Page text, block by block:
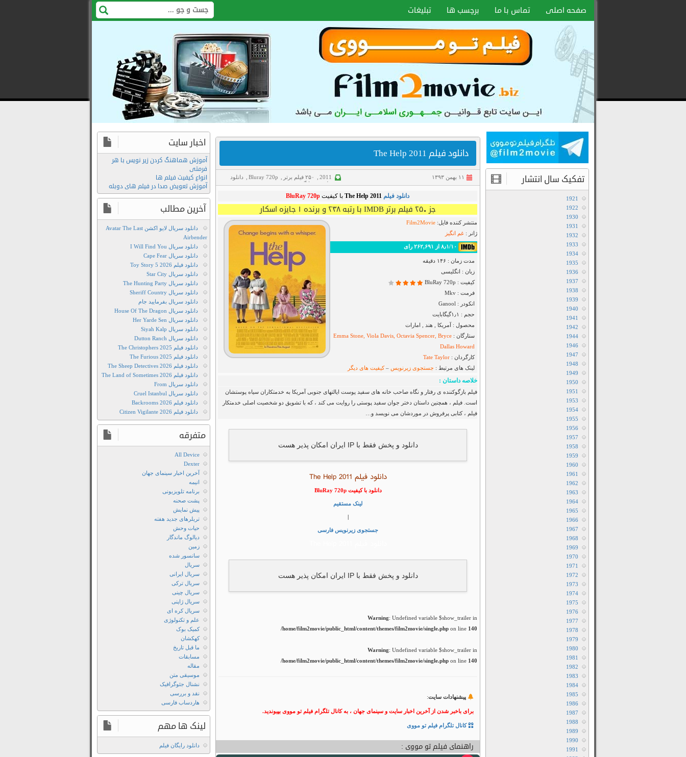
صفحه اصلی تماس با ما برچسب ها تبلیغات
دانلود فیلم The Help 2011
۱۱ بهمن ۱۳۹۳ 2011 ۲۵۰ فیلم برتر Bluray 720p
دانلود
فیلم
غم انگیز
دانلود فیلم The Help 2011با کیفیت BluRay 720p
جز ۲۵۰ فیلم برتر IMDB با رتبه ۲۳۸ و برنده ۱ جایزه اسکار
منتشر کننده فایل: Film2Movie
ژانر : غم انگیز
مدت زمان : ۱۴۶ دقیقه
زبان : انگلیسی
کیفیت : BluRay 720p
فرمت : Mkv
انکودر : Ganool
حجم : ۱٫۱گیگابایت
محصول : آمریکا , هند , امارات
ستارگان : Emma Stone, Viola Davis, Octavia Spencer, Bryce
Dallas Howard
کارگردان : Tate Taylor
لینک های مرتبط : جستجوی زیرنویس –کیفیت های دیگر
خلاصه داستان :
فیلم بازگوکننده ی رفتار و نگاه صاحب خانه های سفید پوست ایالتهای جنوبی آمریکا به خدمتکاران سیاه پوستشان
است. فیلم ، همچنین داستان دختر جوان سفید پوستی را روایت می کند ، که با تشویق دو شخصیت اصلی خدمتکار
فیلم ، کتابی پرفروش در موردشان می نویسد و…
دانلود و پخش فقط با IP ایران امکان پذیر هست
دانلود فیلم The Help 2011
دانلود با کیفیت BluRay 720p
لینک مستقیم
|
جستجوی زیرنویس فارسی
دانلود و پخش فقط با IP ایران امکان پذیر هست
Warning: Undefined variable $show_trailer in
/home/film2movie/public_html/content/themes/film2movie/single.php on line 140
Warning: Undefined variable $show_trailer in
/home/film2movie/public_html/content/themes/film2movie/single.php on line 140
پیشنهادات سایت:
برای باخبر شدن از آخرین اخبار سایت و سینمای جهان ، به کانال تلگرام فیلم تو مووی بپیوندید.
کانال تلگرام فیلم تو مووی
راهنمای فیلم تو مووی :
تفکیک سال انتشار
1921
1922
1930
1931
1932
1933
1934
1935
1936
1937
1938
1939
1940
1941
1942
1944
1946
1947
1948
1949
1950
1951
1953
1954
1955
1956
1957
1958
1959
1960
1961
1962
1963
1964
1965
1966
1967
1968
1969
1970
1971
1972
1973
1974
1975
1976
1977
1978
1979
1980
1981
1982
1983
1984
1985
1986
1987
1988
1989
1990
1991
اخبار سایت
آموزش هماهنگ کردن زیر نویس با هر
فرمتی
انواع کیفیت فیلم ها
آموزش تعویض صدا در فیلم های دوبله
آخرین مطالب
دانلود سریال لایو اکشن Avatar The Last
Airbender
دانلود سریال I Will Find You
دانلود سریال Cape Fear
دانلود فیلم Toy Story 5 2026
دانلود سریال Star City
دانلود سریال The Hunting Party
دانلود سریال Sheriff Country
دانلود سریال بفرمایید جام
دانلود سریال House Of The Dragon
دانلود سریال Her Yarde Sen
دانلود سریال Siyah Kalp
دانلود سریال Dutton Ranch
دانلود فیلم The Christophers 2025
دانلود فیلم The Furious 2025
دانلود فیلم The Sheep Detectives 2026
دانلود فیلم The Land of Sometimes 2026
دانلود سریال From
دانلود سریال Cruel Istanbul
دانلود فیلم Backrooms 2026
دانلود فیلم Citizen Vigilante 2026
متفرقه
All Device
Dexter
آخرین اخبار سینمای جهان
انیمه
برنامه تلویزیونی
پشت صحنه
پیش نمایش
تریلرهای جدید هفته
حیات وحش
دیالوگ ماندگار
زمین
سانسور شده
سریال
سریال ایرانی
سریال ترکی
سریال چینی
سریال ژاپنی
سریال کره ای
علم و تکنولوژی
کمیک بوک
کهکشان
ما قبل تاریخ
مسابقات
مقاله
موسیقی متن
نشنال جئوگرافیک
نقد و بررسی
هاردساب فارسی
لینک ها مهم
دانلود رایگان فیلم